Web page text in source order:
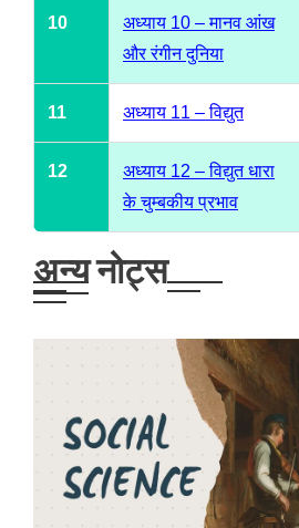
10
अध्याय 10 – मानव आंख
और रंगीन दुनिया
11 अध्याय 11 – विद्युत
12
अध्याय 12 – विद्युत धारा
के चुम्बकीय प्रभाव
अन्य नोट्स